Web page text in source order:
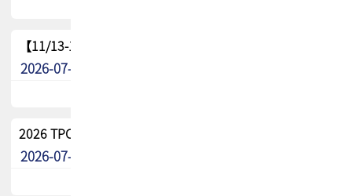
【11/13-15】2026 TPCA 百岳登頂_南橫三星
2026-07-22
2026 TPCA中南區會員問卷暨7/31交流餐敘報名
2026-07-08